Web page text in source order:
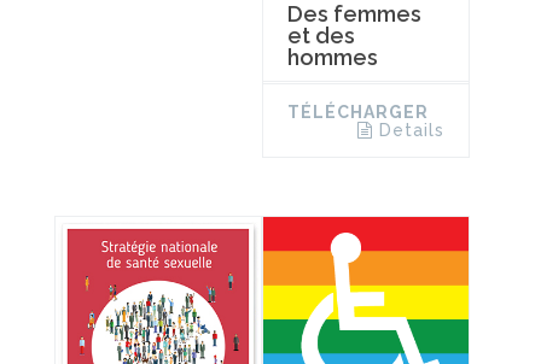
Des femmes
et des
hommes
TÉLÉCHARGER
Details